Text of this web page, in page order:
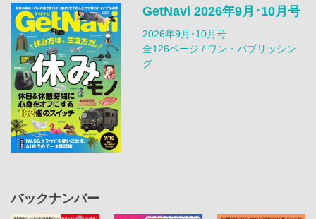
GetNavi 2026年9月･10月号
2026年9月･10月号
全126ページ / ワン・パブリッシン
グ
バックナンバー